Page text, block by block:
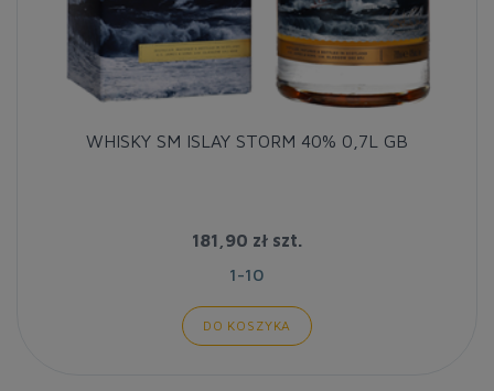
WHISKY SM ISLAY STORM 40% 0,7L GB
181,90 zł szt.
1-10
DO KOSZYKA